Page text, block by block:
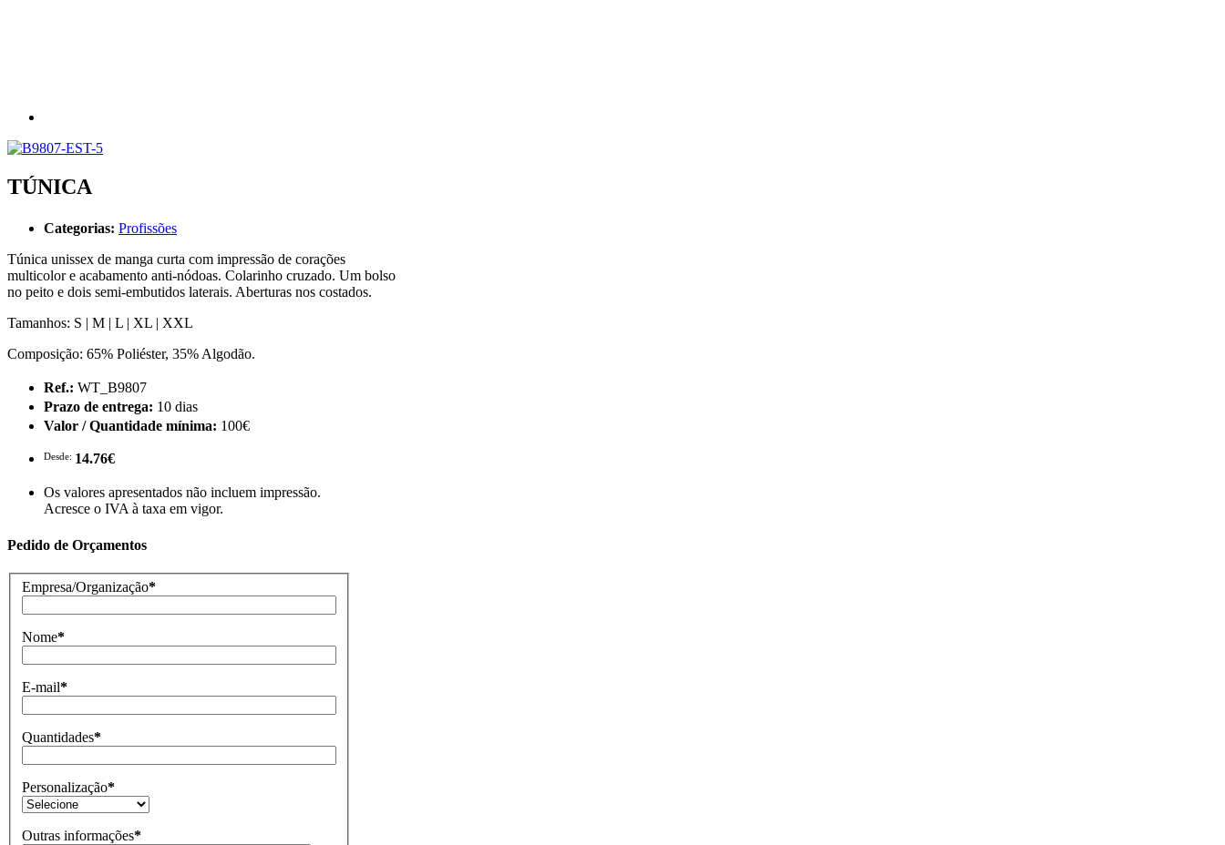
TÚNICA
Categorias: Profissões
Túnica unissex de manga curta com impressão de corações
multicolor e acabamento anti-nódoas. Colarinho cruzado. Um bolso
no peito e dois semi-embutidos laterais. Aberturas nos costados.
Tamanhos: S | M | L | XL | XXL
Composição: 65% Poliéster, 35% Algodão.
Ref.: WT_B9807
Prazo de entrega: 10 dias
Valor / Quantidade mínima: 100€
Desde: 14.76€
Os valores apresentados não incluem impressão.
Acresce o IVA à taxa em vigor.
Pedido de Orçamentos
Empresa/Organização*
Nome*
E-mail*
Quantidades*
Personalização*
Outras informações*